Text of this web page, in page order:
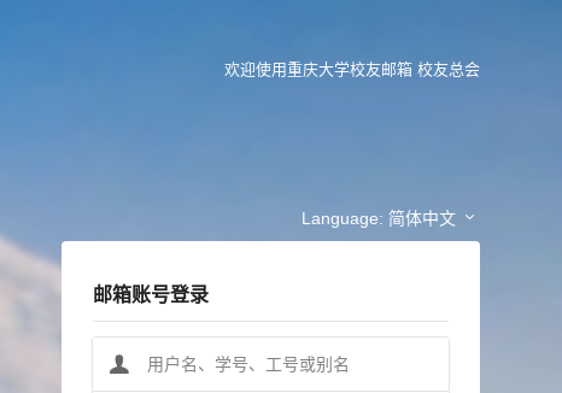
欢迎使用重庆大学校友邮箱 校友总会
Language: 简体中文
邮箱账号登录